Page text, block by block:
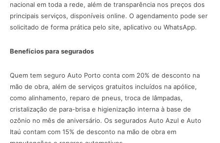
nacional em toda a rede, além de transparência nos preços dos
principais serviços, disponíveis online. O agendamento pode ser
solicitado de forma prática pelo site, aplicativo ou WhatsApp.
Benefícios para segurados
Quem tem seguro Auto Porto conta com 20% de desconto na
mão de obra, além de serviços gratuitos incluídos na apólice,
como alinhamento, reparo de pneus, troca de lâmpadas,
cristalização de para-brisa e higienização interna à base de
ozônio no mês de aniversário. Os segurados Auto Azul e Auto
Itaú contam com 15% de desconto na mão de obra em